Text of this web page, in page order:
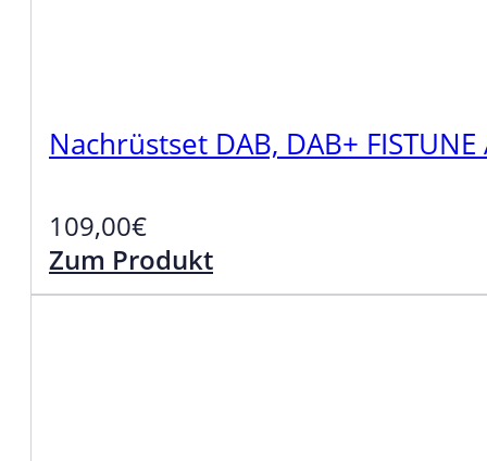
Nachrüstset DAB, DAB+
109,00€
Zum Produkt